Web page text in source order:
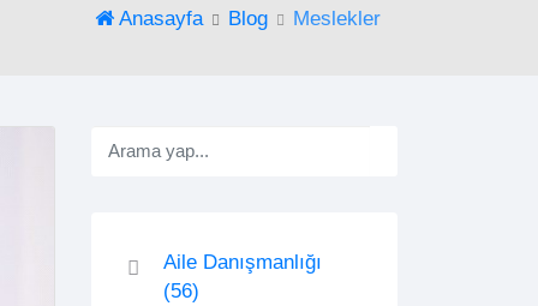
Anasayfa Blog Meslekler
Aile Danışmanlığı
(56)